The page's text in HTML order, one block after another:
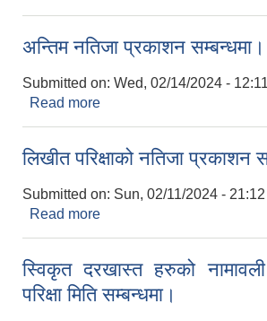
अन्तिम नतिजा प्रकाशन सम्बन्धमा।
Submitted on: Wed, 02/14/2024 - 12:11
Read more
लिखीत परिक्षाको नतिजा प्रकाशन
Submitted on: Sun, 02/11/2024 - 21:12
Read more
स्विकृत दरखास्त हरुको
परिक्षा मिति सम्बन्धमा।